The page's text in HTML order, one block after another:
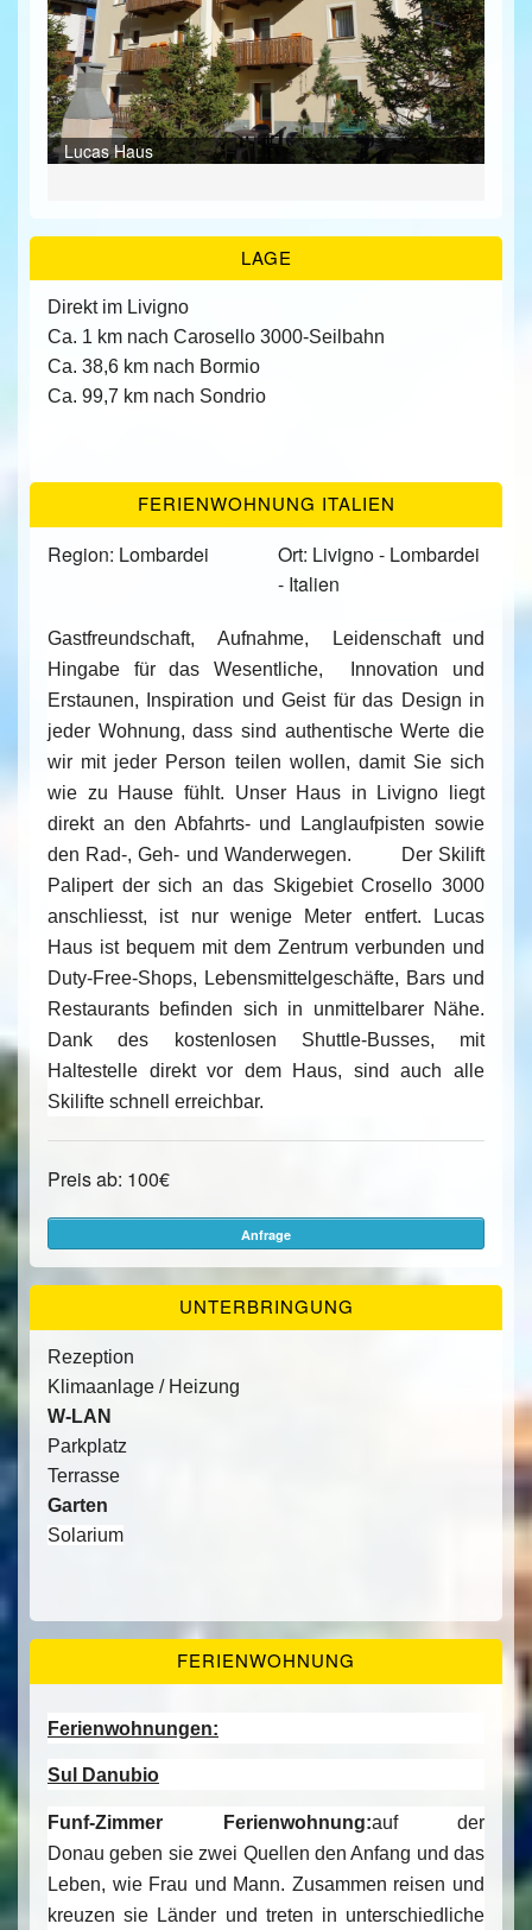
ÜBER UNS
KONTAKT/ANFRAGE
FEEDBACKS
Lucas Haus
LAGE
Direkt im Livigno
Ca. 1 km nach Carosello 3000-Seilbahn
Ca. 38,6 km nach Bormio
Ca. 99,7 km nach Sondrio
FERIENWOHNUNG ITALIEN
Region: Lombardei
Ort: Livigno - Lombardei
- Italien
Gastfreundschaft, Aufnahme, Leidenschaft und
Hingabe für das Wesentliche, Innovation und
Erstaunen, Inspiration und Geist für das Design in
jeder Wohnung, dass sind authentische Werte die
wir mit jeder Person teilen wollen, damit Sie sich
wie zu Hause fühlt. Unser Haus in Livigno liegt
direkt an den Abfahrts- und Langlaufpisten sowie
den Rad-, Geh- und Wanderwegen. Der Skilift
Palipert der sich an das Skigebiet Crosello 3000
anschliesst, ist nur wenige Meter entfert. Lucas
Haus ist bequem mit dem Zentrum verbunden und
Duty-Free-Shops, Lebensmittelgeschäfte, Bars und
Restaurants befinden sich in unmittelbarer Nähe.
Dank des kostenlosen Shuttle-Busses, mit
Haltestelle direkt vor dem Haus, sind auch alle
Skilifte schnell erreichbar.
Preis ab: 100€
Anfrage
UNTERBRINGUNG
Rezeption
Klimaanlage / Heizung
W-LAN
Parkplatz
Terrasse
Garten
Solarium
FERIENWOHNUNG
Ferienwohnungen:
Sul Danubio
Funf-Zimmer Ferienwohnung:auf der
Donau geben sie zwei Quellen den Anfang und das
Leben, wie Frau und Mann. Zusammen reisen und
kreuzen sie Länder und treten in unterschiedliche